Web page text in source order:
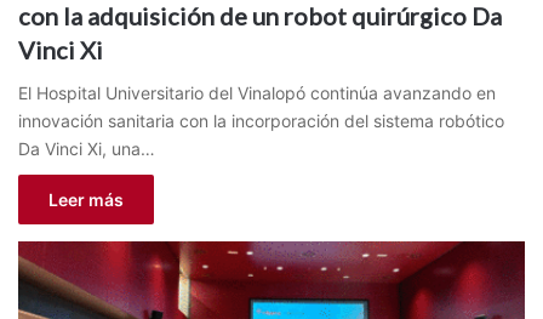
con la adquisición de un robot quirúrgico Da
Vinci Xi
El Hospital Universitario del Vinalopó continúa avanzando en
innovación sanitaria con la incorporación del sistema robótico
Da Vinci Xi, una…
Leer más